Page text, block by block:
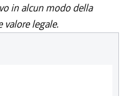
in alcun modo della
valore legale.